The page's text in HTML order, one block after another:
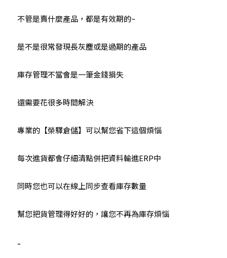
不管是賣什麼產品，都是有效期的~
是不是很常發現長灰塵或是過期的產品
庫存管理不當會是一筆金錢損失
還需要花很多時間解決
專業的【榮驛倉儲】可以幫您省下這個煩惱
每次進貨都會仔細清點併把資料輸進ERP中
同時您也可以在線上同步查看庫存數量
幫您把貨管理得好好的，讓您不再為庫存煩惱
-